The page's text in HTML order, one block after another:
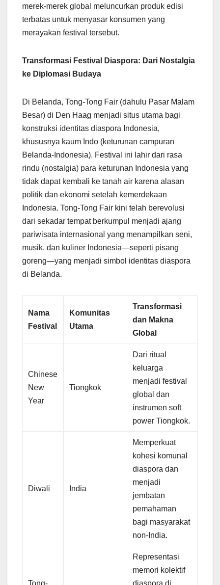
merek-merek global meluncurkan produk edisi
terbatas untuk menyasar konsumen yang
merayakan festival tersebut.
Transformasi Festival Diaspora: Dari Nostalgia
ke Diplomasi Budaya
Di Belanda, Tong-Tong Fair (dahulu Pasar Malam
Besar) di Den Haag menjadi situs utama bagi
konstruksi identitas diaspora Indonesia,
khususnya kaum Indo (keturunan campuran
Belanda-Indonesia). Festival ini lahir dari rasa
rindu (nostalgia) para keturunan Indonesia yang
tidak dapat kembali ke tanah air karena alasan
politik dan ekonomi setelah kemerdekaan
Indonesia. Tong-Tong Fair kini telah berevolusi
dari sekadar tempat berkumpul menjadi ajang
pariwisata internasional yang menampilkan seni,
musik, dan kuliner Indonesia—seperti pisang
goreng—yang menjadi simbol identitas diaspora
di Belanda.
Nama
Festival
Komunitas
Utama
Transformasi
dan Makna
Global
Chinese
New
Year
Tiongkok
Dari ritual
keluarga
menjadi festival
global dan
instrumen soft
power Tiongkok.
Diwali India
Memperkuat
kohesi komunal
diaspora dan
menjadi
jembatan
pemahaman
bagi masyarakat
non-India.
Tong-
Representasi
memori kolektif
diaspora di